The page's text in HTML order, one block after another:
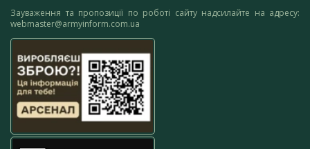
Зауваження та пропозиції по роботі сайту надсилайте на адресу:
webmaster@armyinform.com.ua